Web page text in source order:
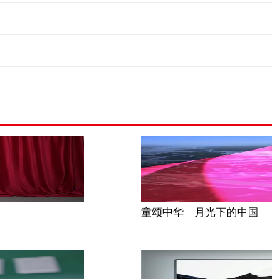
童颂中华｜月光下的中国